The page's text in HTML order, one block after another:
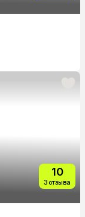
10
3 отзыва